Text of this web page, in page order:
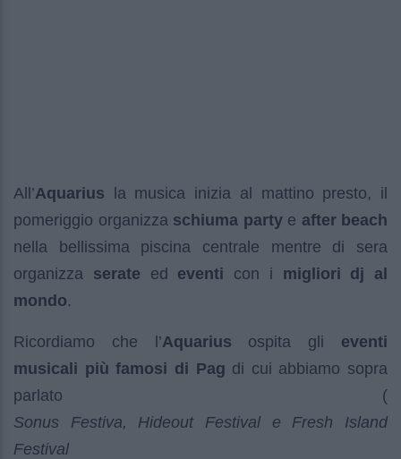
All’Aquarius la musica inizia al mattino presto, il
pomeriggio organizza schiuma partye after beach
nella bellissima piscina centrale mentre di sera
organizza serate ed eventi con i migliori dj al
mondo.
Ricordiamo che l’Aquarius ospita gli eventi
musicali più famosi di Pag di cui abbiamo sopra
parlato (
Sonus Festiva, Hideout Festival e Fresh Island
Festival